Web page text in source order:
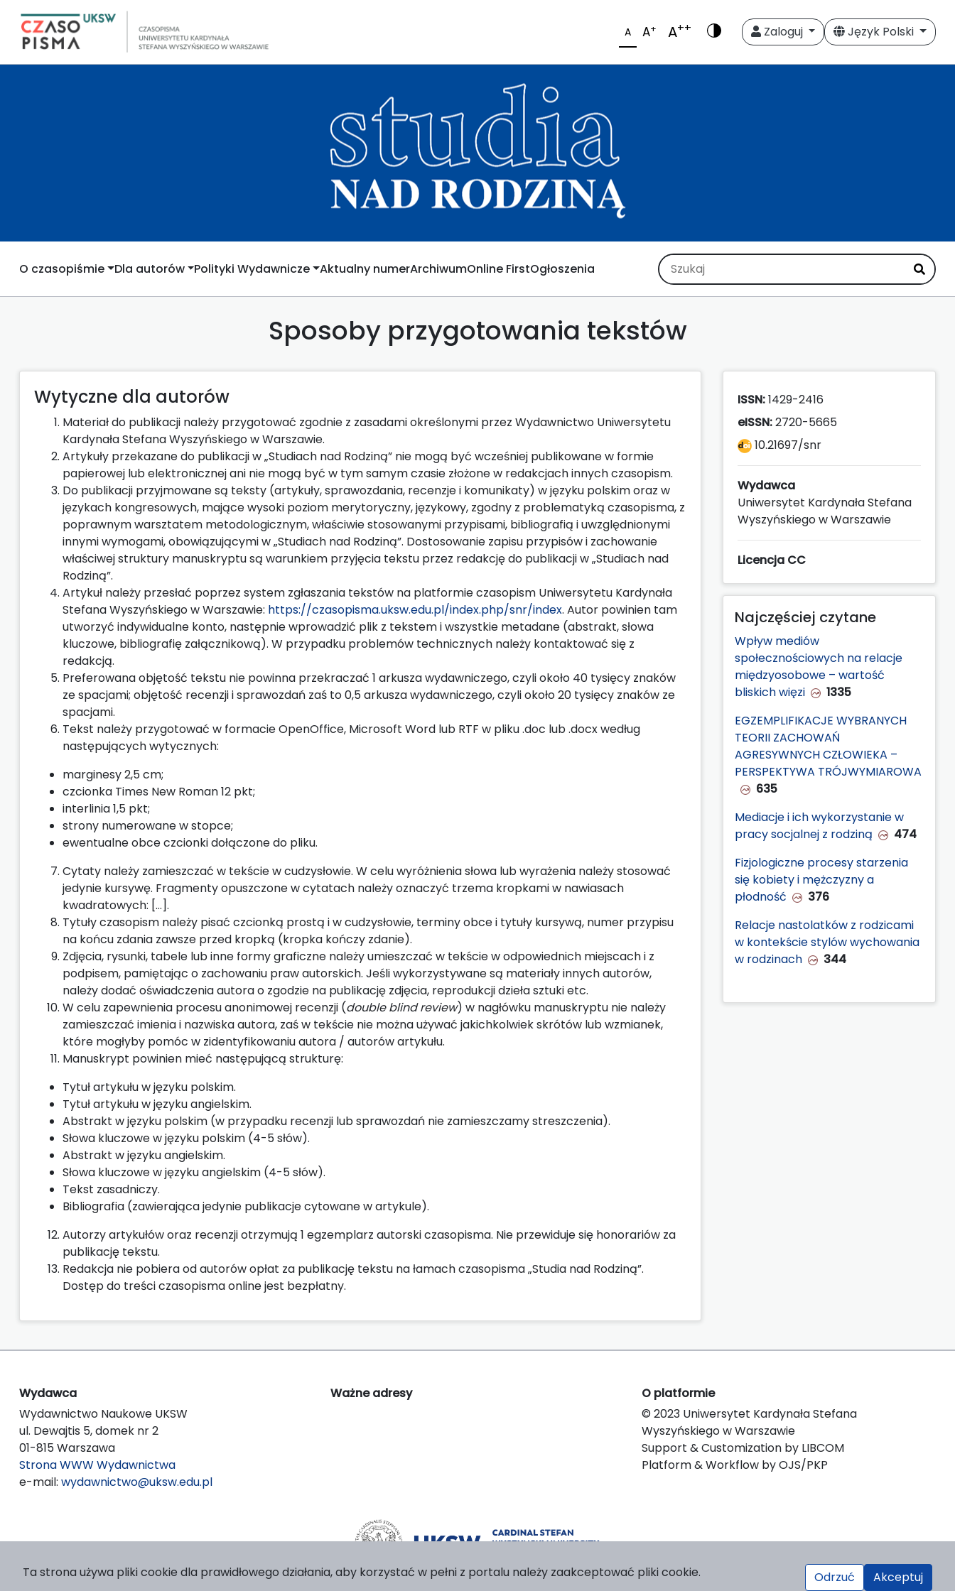
A A+ A++ Zaloguj Język Polski
O czasopiśmie Dla autorów Polityki Wydawnicze Aktualny numerArchiwumOnline FirstOgłoszenia
Sposoby przygotowania tekstów
Wytyczne dla autorów
Materiał do publikacji należy przygotować zgodnie z zasadami określonymi przez Wydawnictwo Uniwersytetu
Kardynała Stefana Wyszyńskiego w Warszawie.
Artykuły przekazane do publikacji w „Studiach nad Rodziną” nie mogą być wcześniej publikowane w formie
papierowej lub elektronicznej ani nie mogą być w tym samym czasie złożone w redakcjach innych czasopism.
Do publikacji przyjmowane są teksty (artykuły, sprawozdania, recenzje i komunikaty) w języku polskim oraz w
językach kongresowych, mające wysoki poziom merytoryczny, językowy, zgodny z problematyką czasopisma, z
poprawnym warsztatem metodologicznym, właściwie stosowanymi przypisami, bibliografią i uwzględnionymi
innymi wymogami, obowiązującymi w „Studiach nad Rodziną”. Dostosowanie zapisu przypisów i zachowanie
właściwej struktury manuskryptu są warunkiem przyjęcia tekstu przez redakcję do publikacji w „Studiach nad
Rodziną”.
Artykuł należy przesłać poprzez system zgłaszania tekstów na platformie czasopism Uniwersytetu Kardynała
Stefana Wyszyńskiego w Warszawie: https://czasopisma.uksw.edu.pl/index.php/snr/index. Autor powinien tam
utworzyć indywidualne konto, następnie wprowadzić plik z tekstem i wszystkie metadane (abstrakt, słowa
kluczowe, bibliografię załącznikową). W przypadku problemów technicznych należy kontaktować się z
redakcją.
Preferowana objętość tekstu nie powinna przekraczać 1 arkusza wydawniczego, czyli około 40 tysięcy znaków
ze spacjami; objętość recenzji i sprawozdań zaś to 0,5 arkusza wydawniczego, czyli około 20 tysięcy znaków ze
spacjami.
Tekst należy przygotować w formacie OpenOffice, Microsoft Word lub RTF w pliku .doc lub .docx według
następujących wytycznych:
marginesy 2,5 cm;
czcionka Times New Roman 12 pkt;
interlinia 1,5 pkt;
strony numerowane w stopce;
ewentualne obce czcionki dołączone do pliku.
Cytaty należy zamieszczać w tekście w cudzysłowie. W celu wyróżnienia słowa lub wyrażenia należy stosować
jedynie kursywę. Fragmenty opuszczone w cytatach należy oznaczyć trzema kropkami w nawiasach
kwadratowych: […].
Tytuły czasopism należy pisać czcionką prostą i w cudzysłowie, terminy obce i tytuły kursywą, numer przypisu
na końcu zdania zawsze przed kropką (kropka kończy zdanie).
Zdjęcia, rysunki, tabele lub inne formy graficzne należy umieszczać w tekście w odpowiednich miejscach i z
podpisem, pamiętając o zachowaniu praw autorskich. Jeśli wykorzystywane są materiały innych autorów,
należy dodać oświadczenia autora o zgodzie na publikację zdjęcia, reprodukcji dzieła sztuki etc.
W celu zapewnienia procesu anonimowej recenzji (double blind review) w nagłówku manuskryptu nie należy
zamieszczać imienia i nazwiska autora, zaś w tekście nie można używać jakichkolwiek skrótów lub wzmianek,
które mogłyby pomóc w zidentyfikowaniu autora / autorów artykułu.
Manuskrypt powinien mieć następującą strukturę:
Tytuł artykułu w języku polskim.
Tytuł artykułu w języku angielskim.
Abstrakt w języku polskim (w przypadku recenzji lub sprawozdań nie zamieszczamy streszczenia).
Słowa kluczowe w języku polskim (4-5 słów).
Abstrakt w języku angielskim.
Słowa kluczowe w języku angielskim (4-5 słów).
Tekst zasadniczy.
Bibliografia (zawierająca jedynie publikacje cytowane w artykule).
Autorzy artykułów oraz recenzji otrzymują 1 egzemplarz autorski czasopisma. Nie przewiduje się honorariów za
publikację tekstu.
Redakcja nie pobiera od autorów opłat za publikację tekstu na łamach czasopisma „Studia nad Rodziną”.
Dostęp do treści czasopisma online jest bezpłatny.
ISSN:1429-2416
eISSN:2720-5665
10.21697/snr
Wydawca
Uniwersytet Kardynała Stefana
Wyszyńskiego w Warszawie
Licencja CC
Najczęściej czytane
Wpływ mediów
społecznościowych na relacje
międzyosobowe – wartość
bliskich więzi
1335
EGZEMPLIFIKACJE WYBRANYCH
TEORII ZACHOWAŃ
AGRESYWNYCH CZŁOWIEKA –
PERSPEKTYWA TRÓJWYMIAROWA
635
Mediacje i ich wykorzystanie w
pracy socjalnej z rodziną
474
Fizjologiczne procesy starzenia
się kobiety i mężczyzny a
płodność
376
Relacje nastolatków z rodzicami
w kontekście stylów wychowania
w rodzinach
344
Wydawca
Wydawnictwo Naukowe UKSW
ul. Dewajtis 5, domek nr 2
01-815 Warszawa
Strona WWW Wydawnictwa
e-mail: wydawnictwo@uksw.edu.pl
Ważne adresy
O platformie
© 2023 Uniwersytet Kardynała Stefana
Wyszyńskiego w Warszawie
Support & Customization by LIBCOM
Platform & Workflow by OJS/PKP
Ta strona używa pliki cookie dla prawidłowego działania, aby korzystać w pełni z portalu należy zaakceptować pliki cookie. Odrzuć Akceptuj